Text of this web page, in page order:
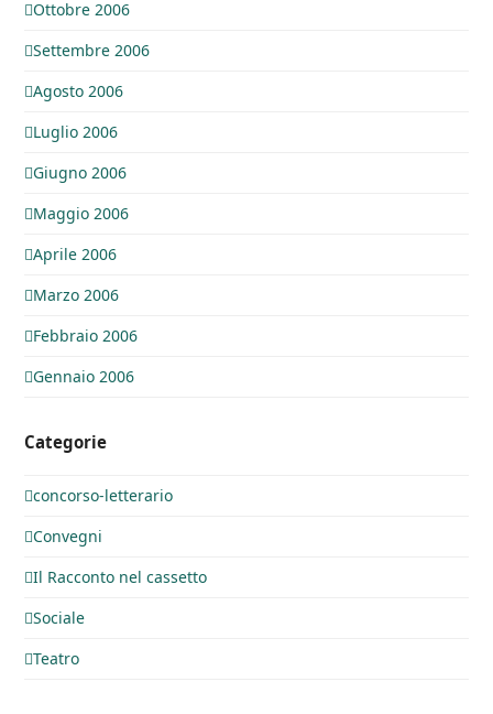
Ottobre 2006
Settembre 2006
Agosto 2006
Luglio 2006
Giugno 2006
Maggio 2006
Aprile 2006
Marzo 2006
Febbraio 2006
Gennaio 2006
Categorie
concorso-letterario
Convegni
Il Racconto nel cassetto
Sociale
Teatro